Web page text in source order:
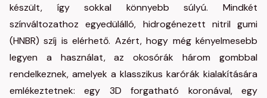
készült, így sokkal könnyebb súlyú. Mindkét
színváltozathoz egyedülálló, hidrogénezett nitril gumi
(HNBR) szíj is elérhető. Azért, hogy még kényelmesebb
legyen a használat, az okosórák három gombbal
rendelkeznek, amelyek a klasszikus karórák kialakítására
emlékeztetnek: egy 3D forgatható koronával, egy